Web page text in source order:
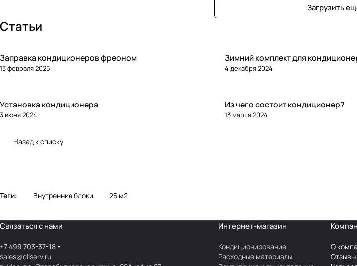
Загрузить
Статьи
Заправка кондиционеров фреоном
13 февраля 2025
Зимний комплект для
4 декабря 2024
Установка кондиционера
3 июня 2024
Из чего состоит кондиционер?
13 марта 2024
Назад к списку
Теги: Внутренние блоки 25 м2
Связаться с нами
+7 499 703-37-18
sales@cliserv.ru
Интернет-магазин
Кондиционирование
Расходные материалы
О
Отзывы